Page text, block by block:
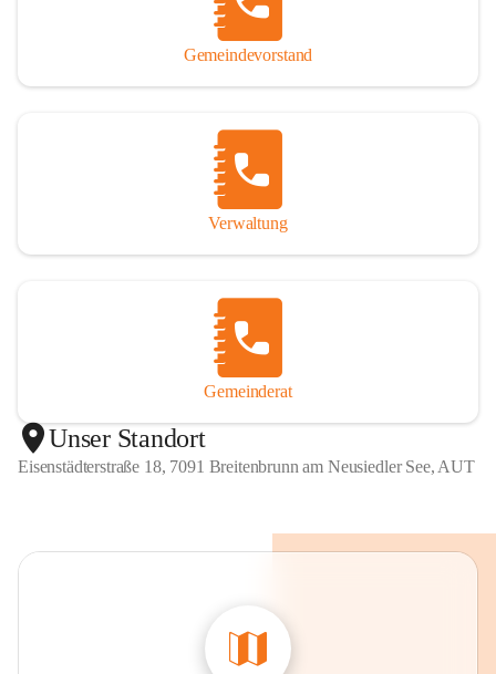
Gemeindevorstand
Verwaltung
Gemeinderat
Unser Standort
Eisenstädterstraße 18, 7091 Breitenbrunn am Neusiedler See, AUT